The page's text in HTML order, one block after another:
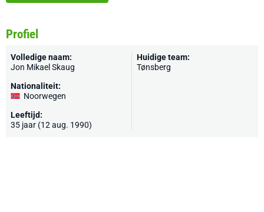
Profiel
Volledige naam:
Jon Mikael Skaug
Nationaliteit:
Noorwegen
Leeftijd:
35 jaar (12 aug. 1990)
Huidige team:
Tønsberg